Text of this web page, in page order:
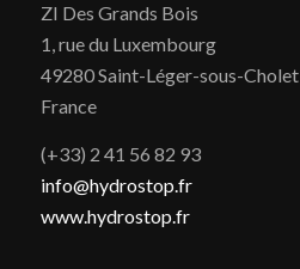
ZI Des Grands Bois
1, rue du Luxembourg
49280 Saint-Léger-sous-Cholet
France
(+33) 2 41 56 82 93
info@hydrostop.fr
www.hydrostop.fr